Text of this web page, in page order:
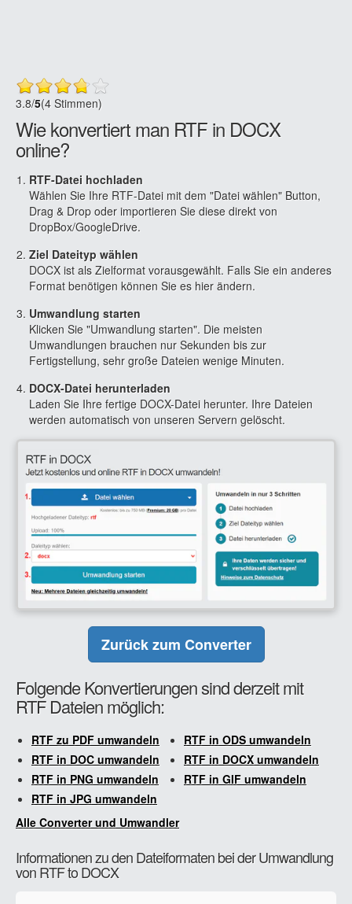
3.8/5(4 Stimmen)
Wie konvertiert man RTF in DOCX
online?
RTF-Datei hochladen
Wählen Sie Ihre RTF-Datei mit dem "Datei wählen" Button,
Drag & Drop oder importieren Sie diese direkt von
DropBox/GoogleDrive.
Ziel Dateityp wählen
DOCX ist als Zielformat vorausgewählt. Falls Sie ein anderes
Format benötigen können Sie es hier ändern.
Umwandlung starten
Klicken Sie "Umwandlung starten". Die meisten
Umwandlungen brauchen nur Sekunden bis zur
Fertigstellung, sehr große Dateien wenige Minuten.
DOCX-Datei herunterladen
Laden Sie Ihre fertige DOCX-Datei herunter. Ihre Dateien
werden automatisch von unseren Servern gelöscht.
Zurück zum Converter
Folgende Konvertierungen sind derzeit mit
RTF Dateien möglich:
RTF zu PDF umwandeln
RTF in ODS umwandeln
RTF in DOC umwandeln
RTF in DOCX umwandeln
RTF in PNG umwandeln
RTF in GIF umwandeln
RTF in JPG umwandeln
Alle Converter und Umwandler
Informationen zu den Dateiformaten bei der Umwandlung
von RTF to DOCX